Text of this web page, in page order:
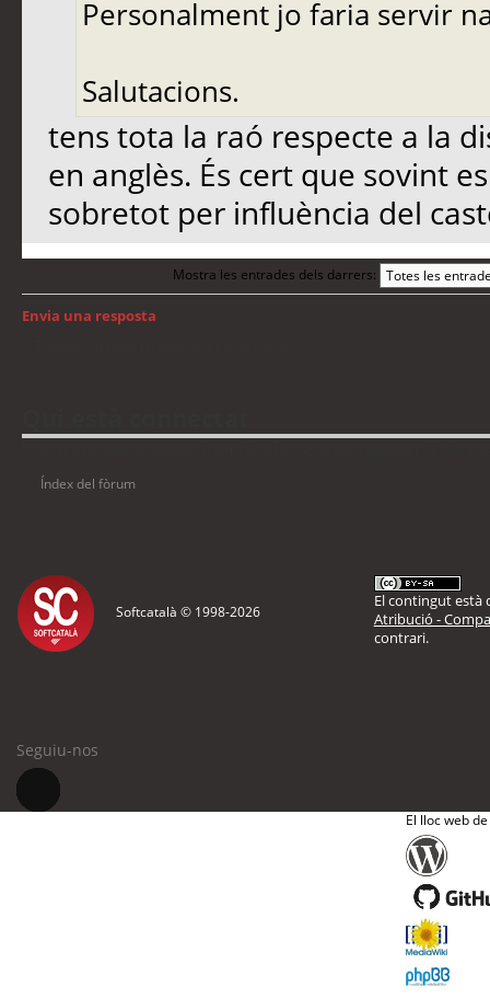
Personalment jo faria servir
Salutacions.
tens tota la raó respecte a la
en anglès. És cert que sovint
sobretot per influència del
Mostra les entrades dels darrers:
Envia una resposta
Índex del fòrum
Softcatalà © 1998-2026
El contingut està
Atribució -
contrari.
Seguiu-nos
El lloc web